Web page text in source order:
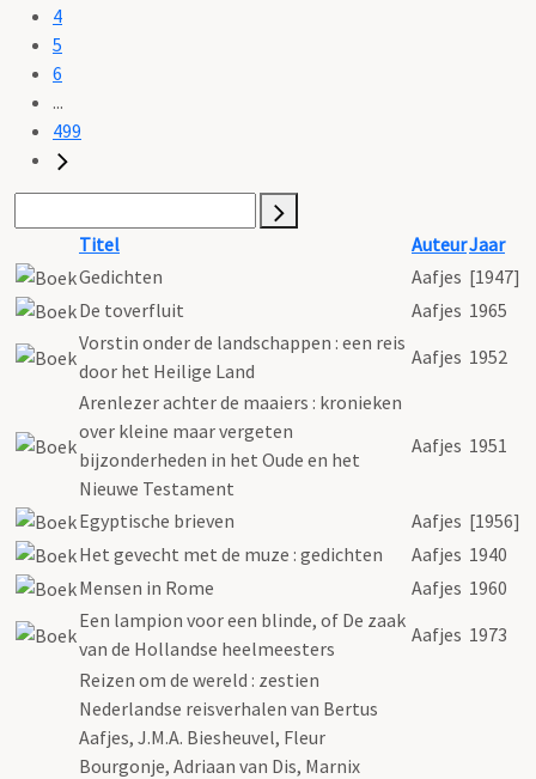
4
5
6
...
499
Titel AuteurJaar
Gedichten
Aafjes [1947]
De toverfluit
Aafjes 1965
Vorstin onder de landschappen : een reis
door het Heilige Land
Aafjes 1952
Arenlezer achter de maaiers : kronieken
over kleine maar vergeten
bijzonderheden in het Oude en het
Nieuwe Testament
Aafjes 1951
Egyptische brieven Aafjes [1956]
Het gevecht met de muze : gedichten
Aafjes 1940
Mensen in Rome
Aafjes 1960
Een lampion voor een blinde, of De zaak
van de Hollandse heelmeesters
Aafjes 1973
Reizen om de wereld : zestien
Nederlandse reisverhalen van Bertus
Aafjes, J.M.A. Biesheuvel, Fleur
Bourgonje, Adriaan van Dis, Marnix